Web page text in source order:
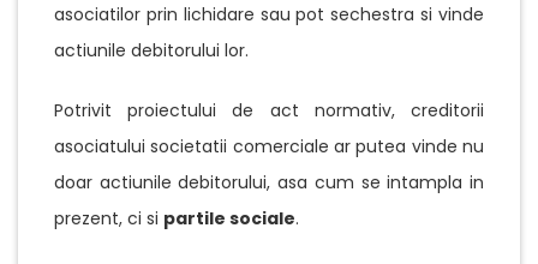
asociatilor prin lichidare sau pot sechestra si vinde
actiunile debitorului lor.
Potrivit proiectului de act normativ, creditorii
asociatului societatii comerciale ar putea vinde nu
doar actiunile debitorului, asa cum se intampla in
prezent, ci si partile sociale.